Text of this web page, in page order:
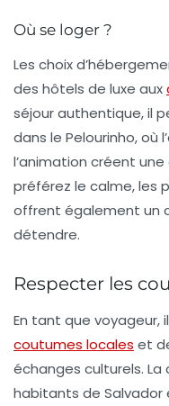
Où se loger ?
Les choix
des hôtels de luxe aux
séjour authentique, il
dans le Pelourinho, où
l’animation créent
préférez le calme, les
offrent également un
détendre.
Respecter les
En tant que
coutumes locales et
échanges culturels.
habitants de Salvador